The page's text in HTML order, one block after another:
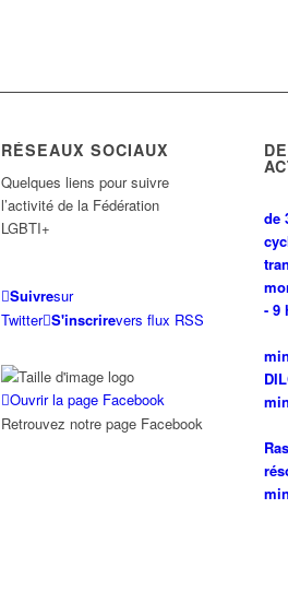
RÉSEAUX SOCIAUX
Quelques liens pour suivre
l’activité de la Fédération
LGBTI+
Suivresur
Twitter S'inscrirevers flux RSS
Ouvrir la page Facebook
Retrouvez notre page Facebook
de
- 9
min
min